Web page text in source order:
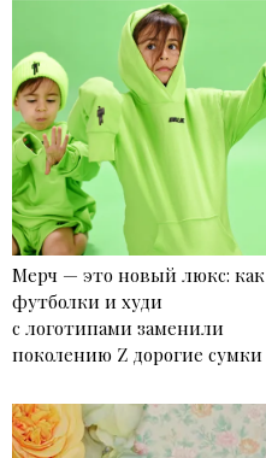
Мерч — это новый люкс: как
футболки и худи
с логотипами заменили
поколению Z дорогие сумки